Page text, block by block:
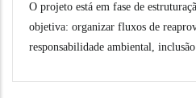
O projeto está em fase de
objetiva: organizar fluxos de
responsabilidade ambiental,